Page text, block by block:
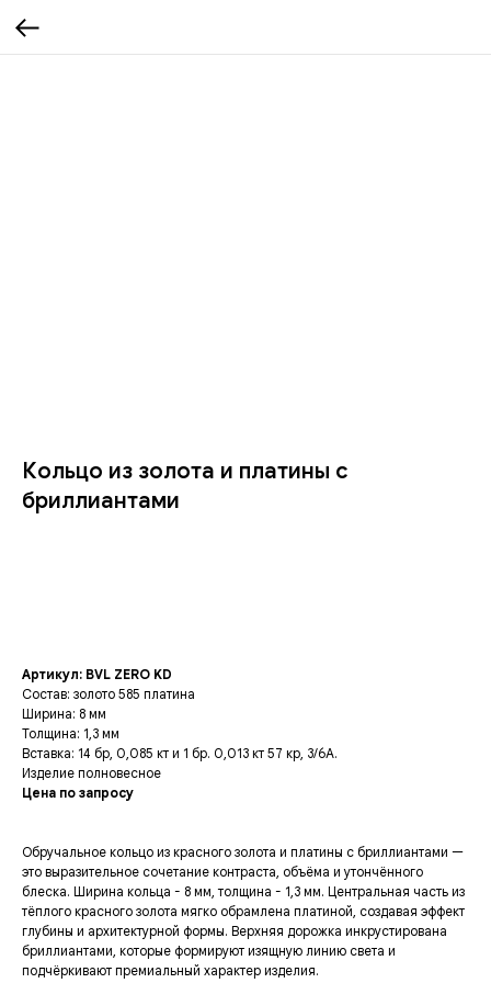
Кольцо из золота и платины с
бриллиантами
Артикул: BVL ZERO KD
Состав: золото 585 платина
Ширина: 8 мм
Толщина: 1,3 мм
Вставка: 14 бр, 0,085 кт и 1 бр. 0,013 кт 57 кр, 3/6А.
Изделие полновесное
Цена по запросу
Обручальное кольцо из красного золота и платины с бриллиантами —
это выразительное сочетание контраста, объёма и утончённого
блеска. Ширина кольца - 8 мм, толщина - 1,3 мм. Центральная часть из
тёплого красного золота мягко обрамлена платиной, создавая эффект
глубины и архитектурной формы. Верхняя дорожка инкрустирована
бриллиантами, которые формируют изящную линию света и
подчёркивают премиальный характер изделия.